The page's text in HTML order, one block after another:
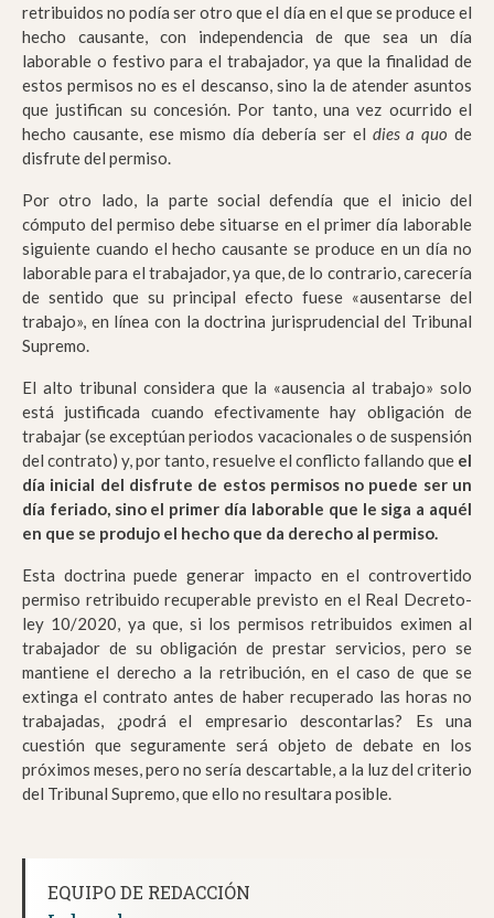
retribuidos no podía ser otro que el día en el que se produce el
hecho causante, con independencia de que sea un día
laborable o festivo para el trabajador, ya que la finalidad de
estos permisos no es el descanso, sino la de atender asuntos
que justifican su concesión. Por tanto, una vez ocurrido el
hecho causante, ese mismo día debería ser el dies a quo de
disfrute del permiso.
Por otro lado, la parte social defendía que el inicio del
cómputo del permiso debe situarse en el primer día laborable
siguiente cuando el hecho causante se produce en un día no
laborable para el trabajador, ya que, de lo contrario, carecería
de sentido que su principal efecto fuese «ausentarse del
trabajo», en línea con la doctrina jurisprudencial del Tribunal
Supremo.
El alto tribunal considera que la «ausencia al trabajo» solo
está justificada cuando efectivamente hay obligación de
trabajar (se exceptúan periodos vacacionales o de suspensión
del contrato) y, por tanto, resuelve el conflicto fallando que el
día inicial del disfrute de estos permisos no puede ser un
día feriado, sino el primer día laborable que le siga a aquél
en que se produjo el hecho que da derecho al permiso.
Esta doctrina puede generar impacto en el controvertido
permiso retribuido recuperable previsto en el Real Decreto-
ley 10/2020, ya que, si los permisos retribuidos eximen al
trabajador de su obligación de prestar servicios, pero se
mantiene el derecho a la retribución, en el caso de que se
extinga el contrato antes de haber recuperado las horas no
trabajadas, ¿podrá el empresario descontarlas? Es una
cuestión que seguramente será objeto de debate en los
próximos meses, pero no sería descartable, a la luz del criterio
del Tribunal Supremo, que ello no resultara posible.
EQUIPO DE REDACCIÓN